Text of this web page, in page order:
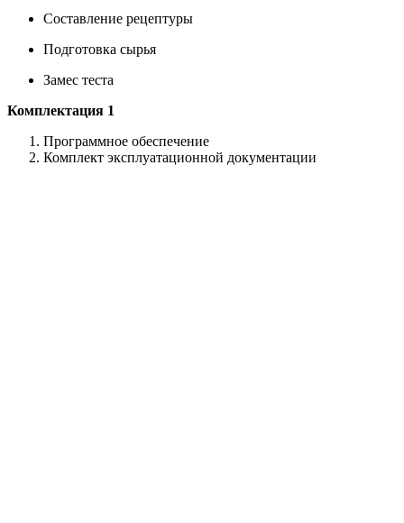
Составление рецептуры
Подготовка сырья
Замес теста
Комплектация 1
Программное обеспечение
Комплект эксплуатационной документации